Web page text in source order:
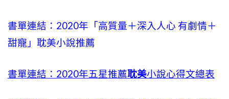
書單連結：2020年「高質量＋深入人心 有劇情＋
甜寵」耽美小說推薦
書單連結：2020年五星推薦耽美小說心得文總表